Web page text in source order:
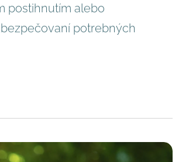
postihnutím alebo
potrebných